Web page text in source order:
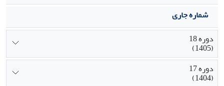
شماره جاری
دوره 18
(1405)
دوره 17
(1404)